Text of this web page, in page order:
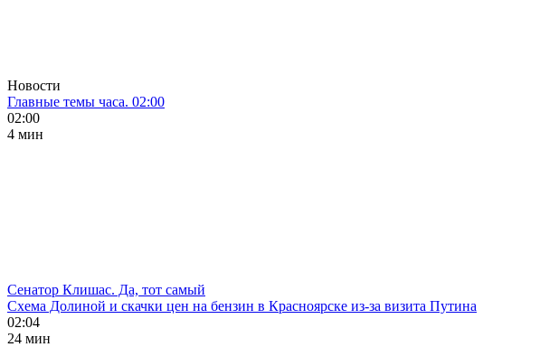
Новости
Главные темы часа. 02:00
02:00
4 мин
Сенатор Клишас. Да, тот самый
Схема Долиной и скачки цен на бензин в Красноярске из-за визита Путина
02:04
24 мин